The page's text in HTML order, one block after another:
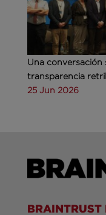
Una conversación
transparencia
25 Jun 2026
BRAINTRUST